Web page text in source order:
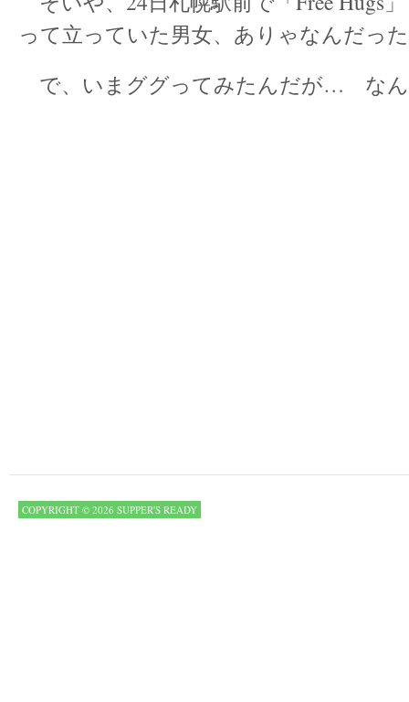
って立っていた男女、ありゃなんだっ
で、いまググってみたんだが… な
COPYRIGHT © 2026 SUPPER'S READY